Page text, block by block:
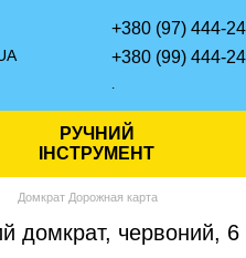
+380 (97) 444-
+380 (99) 444-
РУЧНИЙ
ІНСТРУМЕНТ
Домкрат Дорожная карта
домкрат, червоний,